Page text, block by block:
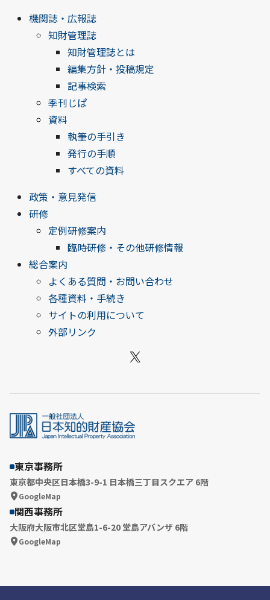
機関誌・広報誌
知財管理誌
知財管理誌とは
編集方針・投稿規定
記事検索
季刊じぱ
資料
執筆の手引き
発行の手順
すべての資料
政策・意見発信
研修
定例研修案内
臨時研修・その他研修情報
総合案内
よくある質問・お問い合わせ
各種資料・手続き
サイトの利用について
外部リンク
X
東京事務所
東京都中央区日本橋3-9-1 日本橋三丁目スクエア 6階
GoogleMap
関西事務所
大阪府大阪市北区堂島1-6-20 堂島アバンザ 6階
GoogleMap